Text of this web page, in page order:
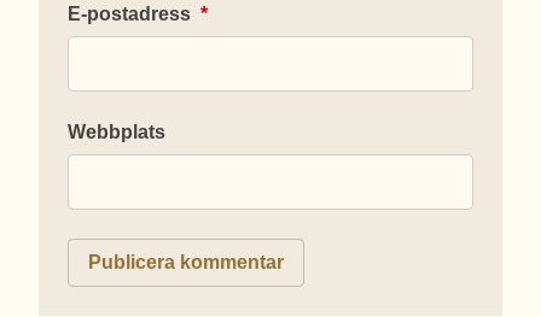
E-postadress *
Webbplats